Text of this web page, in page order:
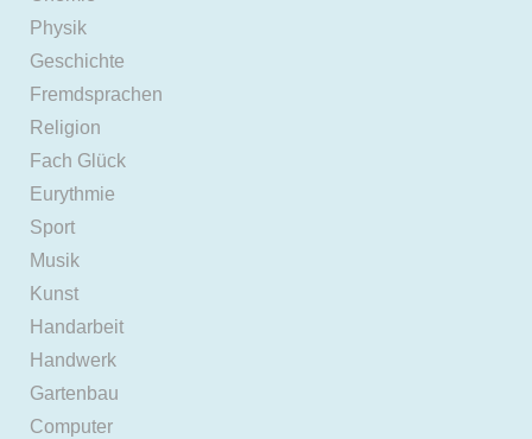
Physik
Geschichte
Fremdsprachen
Religion
Fach Glück
Eurythmie
Sport
Musik
Kunst
Handarbeit
Handwerk
Gartenbau
Computer